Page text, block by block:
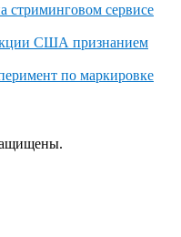
стриминговом сервисе
США признанием
по маркировке